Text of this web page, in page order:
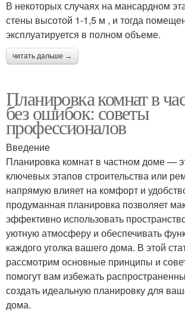
В некоторых случаях на мансардном
стены высотой 1-1,5 м , и тогда
эксплуатируется в полном объеме.
читать дальше →
Планировка комнат в
без ошибок: советы
профессионалов
Введение
Планировка комнат в частном доме —
ключевых этапов строительства или
напрямую влияет на комфорт и
продуманная планировка позволяет
эффективно использовать
уютную атмосферу и обеспечивать
каждого уголка вашего дома. В этой
рассмотрим основные принципы и
помогут вам избежать
создать идеальную планировку для
дома.